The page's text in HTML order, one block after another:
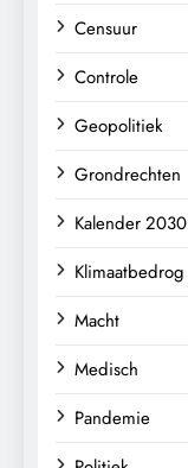
Censuur
Controle
Geopolitiek
Grondrechten
Kalender 2030
Klimaatbedrog
Macht
Medisch
Pandemie